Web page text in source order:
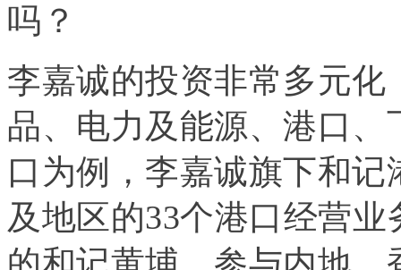
吗？
李嘉诚的投资非常多元
品、电力及能源、港口
口为例，李嘉诚旗下和记
及地区的33个港口经营